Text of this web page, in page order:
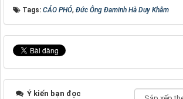
Tags: CÁO PHÓ, Đức Ông Đaminh Hà Duy Khâm
Ý kiến bạn đọc